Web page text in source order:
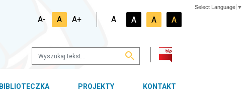
Select Language ▼
A- A A+ A A A A
BIBLIOTECZKA PROJEKTY KONTAKT